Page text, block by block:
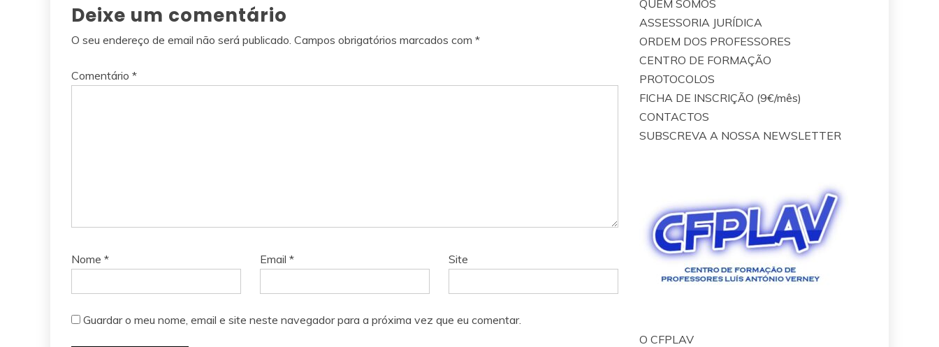
artigos
Deixe um comentário
O seu endereço de email não será publicado. Campos obrigatórios marcados com *
Comentário *
Nome * Email* Site
Guardar o meu nome, email e site neste navegador para a próxima vez que eu comentar.
QUEM SOMOS
ASSESSORIA JURÍDICA
ORDEM DOS PROFESSORES
CENTRO DE FORMAÇÃO
PROTOCOLOS
FICHA DE INSCRIÇÃO (9€/mês)
CONTACTOS
SUBSCREVA A NOSSA NEWSLETTER
O CFPLAV